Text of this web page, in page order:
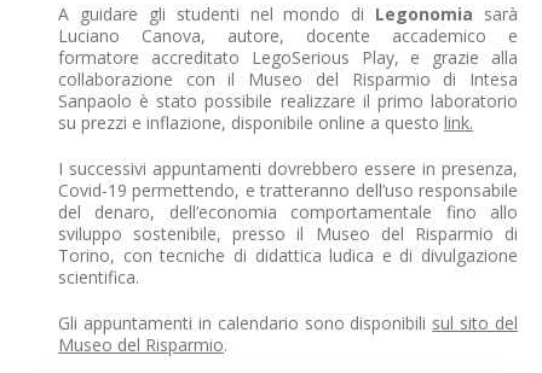
A guidare gli studenti nel mondo di Legonomia sarà
Luciano Canova, autore, docente accademico e
formatore accreditato LegoSerious Play, e grazie alla
collaborazione con il Museo del Risparmio di Intesa
Sanpaolo è stato possibile realizzare il primo laboratorio
su prezzi e inflazione, disponibile online a questo link.
I successivi appuntamenti dovrebbero essere in presenza,
Covid-19 permettendo, e tratteranno dell’uso responsabile
del denaro, dell’economia comportamentale fino allo
sviluppo sostenibile, presso il Museo del Risparmio di
Torino, con tecniche di didattica ludica e di divulgazione
scientifica.
Gli appuntamenti in calendario sono disponibili sul sito del
Museo del Risparmio.